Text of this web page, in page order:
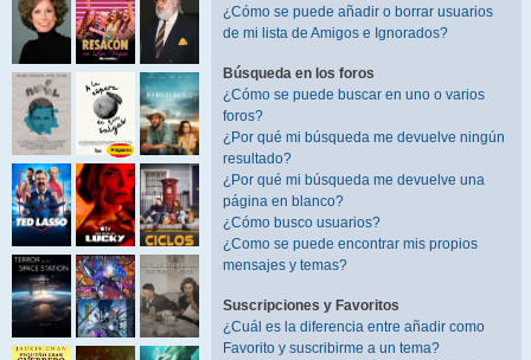
¿Cómo se puede añadir o borrar usuarios
de mi lista de Amigos e Ignorados?
Búsqueda en los foros
¿Cómo se puede buscar en uno o varios
foros?
¿Por qué mi búsqueda me devuelve ningún
resultado?
¿Por qué mi búsqueda me devuelve una
página en blanco?
¿Cómo busco usuarios?
¿Como se puede encontrar mis propios
mensajes y temas?
Suscripciones y Favoritos
¿Cuál es la diferencia entre añadir como
Favorito y suscribirme a un tema?